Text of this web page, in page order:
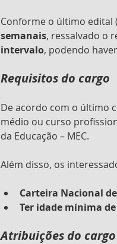
Conforme o último edital
semanais, ressalvado o
intervalo, podendo
Requisitos do cargo
De acordo com o último
médio ou curso
da Educação – MEC.
Além disso, os
Carteira Nacional
Ter idade mínima
Atribuições do cargo